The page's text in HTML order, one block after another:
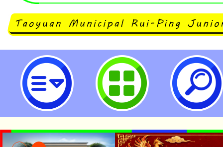
馬偕醫護管理專科學校相關宣導(
動，詳見附件-桃園市立瑞坪國民中